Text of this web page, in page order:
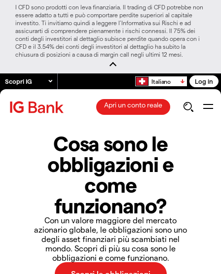
I CFD sono prodotti con leva finanziaria. Il trading di CFD potrebbe non
essere adatto a tutti e può comportare perdite superiori al capitale
investito. Ti invitiamo quindi a leggere l’Informativa sui Rischi e ad
assicurarti di comprendere pienamente i rischi connessi. Il 75% dei
conti degli investitori al dettaglio subisce perdite quando opera con i
CFD e il 3.54% dei conti degli investitori al dettaglio ha subito la
chiusura di posizioni a causa di margin call negli ultimi 12 mesi.
Scopri IG Italiano Log in
Apri un conto reale
Cosa sono le
obbligazioni e
come
funzionano?
Con un valore maggiore del mercato
azionario globale, le obbligazioni sono uno
degli asset finanziari più scambiati nel
mondo. Scopri di più su cosa sono le
obbligazioni e come funzionano.